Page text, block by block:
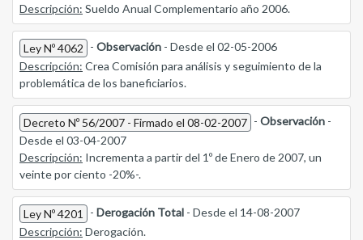
Descripción: Sueldo Anual Complementario año 2006.
Ley Nº 4062 - Observación - Desde el 02-05-2006
Descripción: Crea Comisión para análisis y seguimiento de la
problemática de los baneficiarios.
Decreto Nº 56/2007 - Firmado el 08-02-2007 - Observación -
Desde el 03-04-2007
Descripción: Incrementa a partir del 1º de Enero de 2007, un
veinte por ciento -20%-.
Ley Nº 4201 - Derogación Total - Desde el 14-08-2007
Descripción: Derogación.